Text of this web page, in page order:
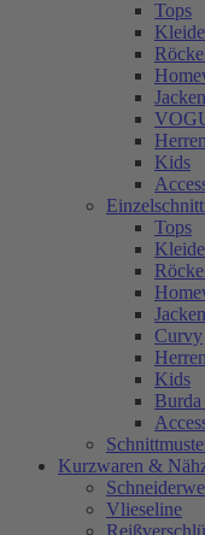
Tops
Herren
Kids
Tops
Curvy
Herren
Kids
Burda
Kurzwaren &
Vlieseline